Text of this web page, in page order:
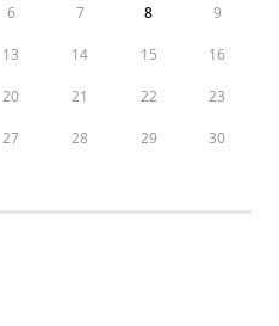
6 7 8 9
13 14 15 16
20 21 22 23
27 28 29 30